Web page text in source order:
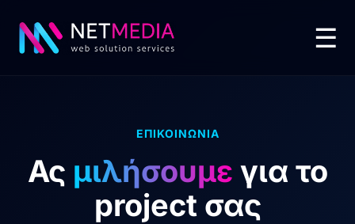
☰
ΕΠΙΚΟΙΝΩΝΙΑ
Ας μιλήσουμε για το
project σας